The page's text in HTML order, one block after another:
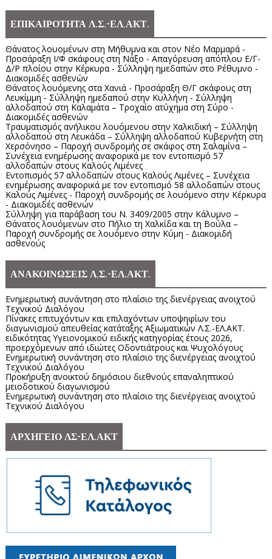
ΕΠΙΚΑΙΡΟΤΗΤΑ Λ.Σ.-ΕΛ.ΑΚΤ.
Θάνατος λουομένων στη Μήθυμνα και στον Νέο Μαρμαρά -
Προσάραξη Ι/Φ σκάφους στη Νάξο - Απαγόρευση απόπλου Ε/Γ-
Δ/Ρ πλοίου στην Κέρκυρα - Σύλληψη ημεδαπών στο Ρέθυμνο -
Διακομιδές ασθενών
Θάνατος λουόμενης στα Χανιά - Προσάραξη Θ/Γ σκάφους στη
Λευκίμμη - Σύλληψη ημεδαπού στην Κυλλήνη - Σύλληψη
αλλοδαπού στη Καλαμάτα – Τροχαίο ατύχημα στη Σύρο -
Διακομιδές ασθενών
Τραυματισμός ανήλικου λουόμενου στην Χαλκιδική – Σύλληψη
αλλοδαπού στη Λευκάδα – Σύλληψη αλλοδαπού Κυβερνήτη στη
Χερσόνησο – Παροχή συνδρομής σε σκάφος στη Σαλαμίνα –
Συνέχεια ενημέρωσης αναφορικά με τον εντοπισμό 57
αλλοδαπών στους Καλούς Λιμένες
Εντοπισμός 57 αλλοδαπών στους Καλούς Λιμένες – Συνέχεια
ενημέρωσης αναφορικά με τον εντοπισμό 58 αλλοδαπών στους
Καλούς Λιμένες - Παροχή συνδρομής σε λουόμενο στην Κέρκυρα
- Διακομιδές ασθενών
Σύλληψη για παράβαση του Ν. 3409/2005 στην Κάλυμνο –
Θάνατος λουόμενων στο Πήλιο τη Χαλκίδα και τη Βούλα –
Παροχή συνδρομής σε λουόμενο στην Κύμη - Διακομιδή
ασθενούς
ΑΝΑΚΟΙΝΩΣΕΙΣ Λ.Σ.-ΕΛ.ΑΚΤ.
Ενημερωτική συνάντηση στο πλαίσιο της διενέργειας ανοιχτού
Τεχνικού Διαλόγου
Πίνακες επιτυχόντων και επιλαχόντων υποψηφίων του
διαγωνισμού απευθείας κατάταξης Αξιωματικών Λ.Σ.-ΕΛ.ΑΚΤ.
ειδικότητας Υγειονομικού ειδικής κατηγορίας έτους 2026,
προερχόμενων από ιδιώτες Οδοντιάτρους και Ψυχολόγους
Ενημερωτική συνάντηση στο πλαίσιο της διενέργειας ανοιχτού
Τεχνικού Διαλόγου
Προκήρυξη ανοικτού δημόσιου διεθνούς επαναληπτικού
μειοδοτικού διαγωνισμού
Ενημερωτική συνάντηση στο πλαίσιο της διενέργειας ανοιχτού
Τεχνικού Διαλόγου
ΑΡΧΗΓΕΙΟ ΛΣ-ΕΛ.ΑΚΤ